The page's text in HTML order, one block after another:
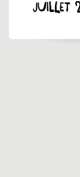
juillet